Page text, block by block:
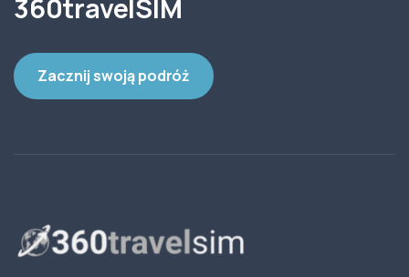
360travelSIM
Zacznij swoją podróż